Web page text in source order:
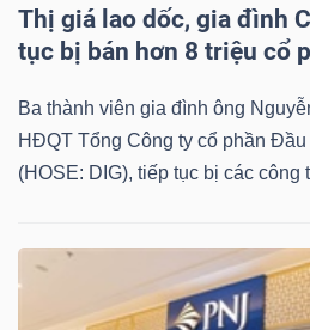
Thị giá lao dốc, gia đình
tục bị bán hơn 8 triệu cổ
Ba thành viên gia đình ông
HĐQT Tổng Công ty cổ phần
(HOSE: DIG), tiếp tục bị các công